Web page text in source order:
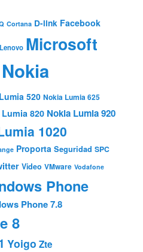
Cortana D-link Facebook
Lenovo Microsoft
Nokia
520 Nokia Lumia 625
820 Nokia Lumia 920
1020
Proporta Seguridad SPC
Video VMware Vodafone
Phone
Phone 7.8
8
Yoigo Zte